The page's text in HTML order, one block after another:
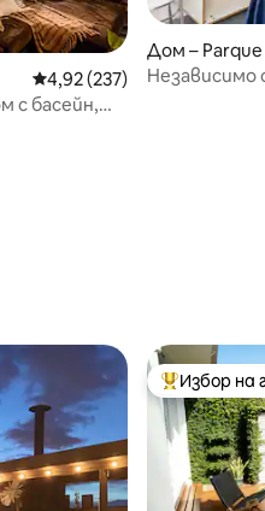
Средна оценка: 4,92 от 5,
4,92 (237)
с басейн,
Дом –
Независимо
Най-Избор на